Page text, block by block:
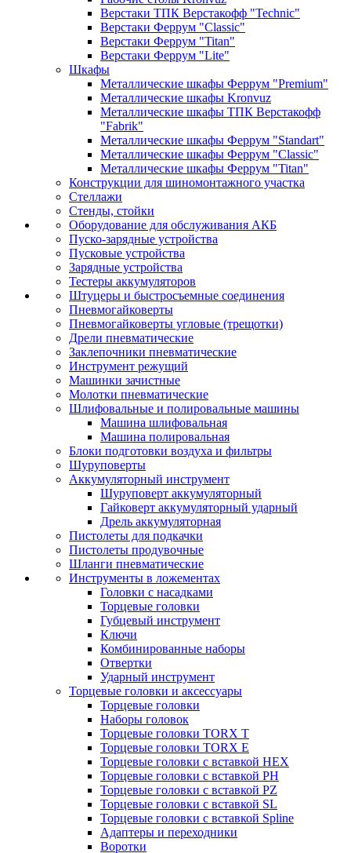
Верстаки ТПК Верстакофф "Technic"
Верстаки Феррум "Classic"
Верстаки Феррум "Titan"
Верстаки Феррум "Lite"
Шкафы
Металлические шкафы Феррум "Premium"
Металлические шкафы Kronvuz
Металлические шкафы ТПК Верстакофф
"Fabrik"
Металлические шкафы Феррум "Standart"
Металлические шкафы Феррум "Classic"
Металлические шкафы Феррум "Titan"
Конструкции для шиномонтажного участка
Стеллажи
Стенды, стойки
Оборудование для обслуживания АКБ
Пуско-зарядные устройства
Пусковые устройства
Зарядные устройства
Тестеры аккумуляторов
Штуцеры и быстросъемные соединения
Пневмогайковерты
Пневмогайковерты угловые (трещотки)
Дрели пневматические
Заклепочники пневматические
Инструмент режущий
Машинки зачистные
Молотки пневматические
Шлифовальные и полировальные машины
Машина шлифовальная
Машина полировальная
Блоки подготовки воздуха и фильтры
Шуруповерты
Аккумуляторный инструмент
Шуруповерт аккумуляторный
Гайковерт аккумуляторный ударный
Дрель аккумуляторная
Пистолеты для подкачки
Пистолеты продувочные
Шланги пневматические
Инструменты в ложементах
Головки с насадками
Торцевые головки
Губцевый инструмент
Ключи
Комбинированные наборы
Отвертки
Ударный инструмент
Торцевые головки и аксессуары
Торцевые головки
Наборы головок
Торцевые головки TORX T
Торцевые головки TORX Е
Торцевые головки с вставкой HEX
Торцевые головки с вставкой PH
Торцевые головки с вставкой PZ
Торцевые головки с вставкой SL
Торцевые головки с вставкой Spline
Адаптеры и переходники
Воротки